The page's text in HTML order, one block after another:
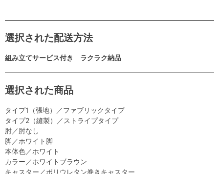
選択された配送方法
組み立てサービス付き ラクラク納品
選択された商品
タイプ1（張地）／ファブリックタイプ
タイプ2（縫製）／ストライプタイプ
肘／肘なし
脚／ホワイト脚
本体色／ホワイト
カラー／ホワイトブラウン
キャスター／ポリウレタン巻きキャスター